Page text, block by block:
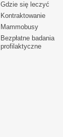
Gdzie się leczyć
Kontraktowanie
Mammobusy
Bezpłatne badania
profilaktyczne